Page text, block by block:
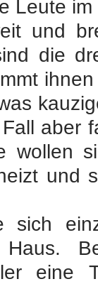
Leute
und
die
aber
wollen
und
sich
eine